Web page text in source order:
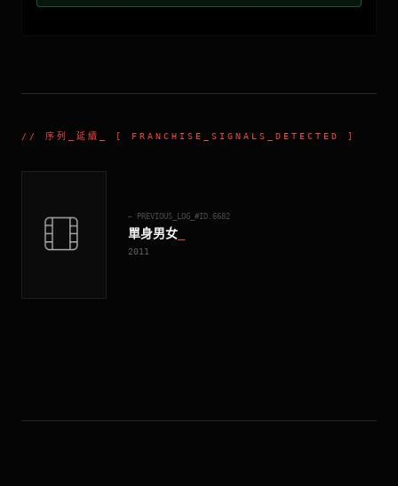
// 序列_延續 _ [ FRANCHISE_SIGNALS_DETECTED ]
← PREVIOUS_LOG_#ID. 6682
單身男女
2011